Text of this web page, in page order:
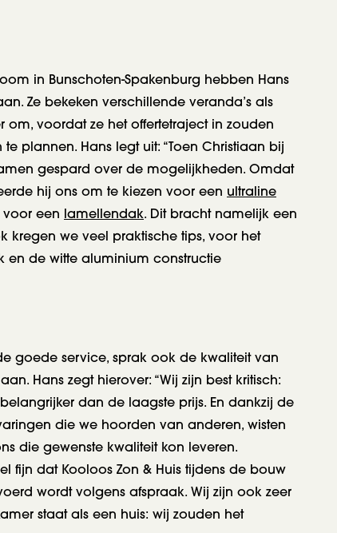
in Bunschoten-Spakenburg hebben Hans
Ze bekeken verschillende veranda’s als
om, voordat ze het offertetraject in zouden
plannen. Hans legt uit: “Toen Christiaan bij
gespard over de mogelijkheden. Omdat
hij ons om te kiezen voor een ultraline
voor een lamellendak. Dit bracht namelijk een
kregen we veel praktische tips, voor het
de witte aluminium constructie
goede service, sprak ook de kwaliteit van
Hans zegt hierover: “Wij zijn best kritisch:
dan de laagste prijs. En dankzij de
die we hoorden van anderen, wisten
die gewenste kwaliteit kon leveren.
fijn dat Kooloos Zon & Huis tijdens de bouw
wordt volgens afspraak. Wij zijn ook zeer
staat als een huis: wij zouden het